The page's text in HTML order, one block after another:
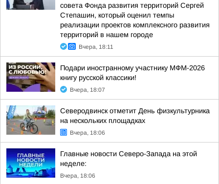
совета Фонда развития территорий Сергей
Степашин, который оценил темпы
реализации проектов комплексного развития
территорий в нашем городе
Вчера, 18:11
Подари иностранному участнику МФМ-2026
книгу русской классики!
Вчера, 18:07
Северодвинск отметит День физкультурника
на нескольких площадках
Вчера, 18:06
Главные новости Северо-Запада на этой
неделе:
Вчера, 18:06